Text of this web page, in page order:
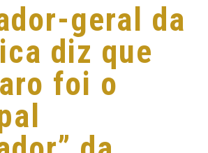
geral da
diz que
foi o